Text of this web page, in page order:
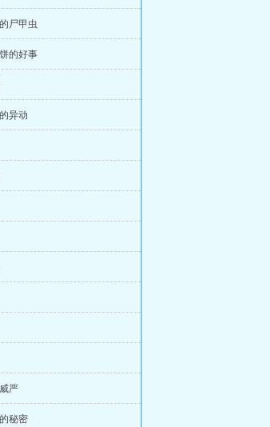
尸甲虫
的好事
异动
严
秘密